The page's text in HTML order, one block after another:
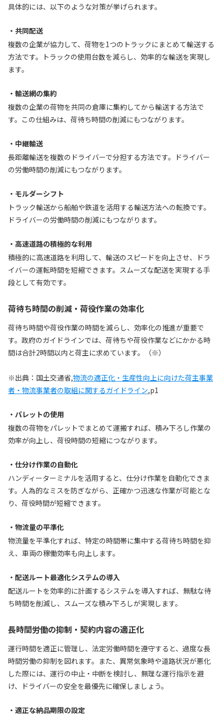
具体的には、以下のような対策が挙げられます。
・共同配送
複数の企業が協力して、荷物を1つのトラックにまとめて輸送する
方法です。トラックの使用台数を減らし、効率的な輸送を実現し
ます。
・輸送網の集約
複数の企業の荷物を共同の倉庫に集約してから輸送する方法で
す。この仕組みは、荷待ち時間の削減にもつながります。
・中継輸送
長距離輸送を複数のドライバーで分担する方法です。ドライバー
の労働時間の削減にもつながります。
・モルダーシフト
トラック輸送から船舶や鉄道を活用する輸送方法への転換です。
ドライバーの労働時間の削減にもつながります。
・高速道路の積極的な利用
積極的に高速道路を利用して、輸送のスピードを向上させ、ドラ
イバーの運転時間を短縮できます。スムーズな配送を実現する手
段として有効です。
荷待ち時間の削減・荷役作業の効率化
荷待ち時間や荷役作業の時間を減らし、効率化の推進が重要で
す。政府のガイドラインでは、荷待ちや荷役作業などにかかる時
間は合計2時間以内と荷主に求めています。（※）
※出典：国土交通省,物流の適正化・生産性向上に向けた荷主事業
者・物流事業者の取組に関するガイドライン,p1
・パレットの使用
複数の荷物をパレットでまとめて運搬すれば、積み下ろし作業の
効率が向上し、荷役時間の短縮につながります。
・仕分け作業の自動化
ハンディーターミナルを活用すると、仕分け作業を自動化できま
す。人為的なミスを防ぎながら、正確かつ迅速な作業が可能とな
り、荷役時間が短縮できます。
・物流量の平準化
物流量を平準化すれば、特定の時間帯に集中する荷待ち時間を抑
え、車両の稼働効率も向上します。
・配送ルート最適化システムの導入
配送ルートを効率的に計画するシステムを導入すれば、無駄な待
ち時間を削減し、スムーズな積み下ろしが実現します。
長時間労働の抑制・契約内容の適正化
運行時間を適正に管理し、法定労働時間を遵守すると、過度な長
時間労働の抑制を図れます。また、異常気象時や道路状況が悪化
した際には、運行の中止・中断を検討し、無理な運行指示を避
け、ドライバーの安全を最優先に確保しましょう。
・適正な納品期限の設定